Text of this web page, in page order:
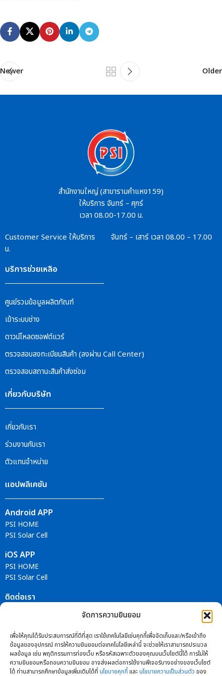
จัดการความยินยอม
เพื่อให้คุณได้รับประสบการณ์ที่ดีที่สุด เราใช้เทคโนโลยีเช่นคุกกี้เพื่อจัดเก็บและ/หรือเข้าถึง
ข้อมูลของอุปกรณ์ การให้ความยินยอมต่อเทคโนโลยีเหล่านี้ จะช่วยให้เราสามารถประมวล
ผลข้อมูล เช่น พฤติกรรมการท่องเว็บ หรือรหัสเฉพาะตัวของคุณบนเว็บไซต์นี้ได้ การไม่ให้
ความยินยอมหรือถอนความยินยอม อาจส่งผลต่อการใช้งานฟีเจอร์บางอย่างของเว็บไซต์
ได้ ท่านสามารถศึกษาข้อมูลเพิ่มเติมได้ที่ นโยบายคุกกี้ และนโยบายความเป็นส่วนตัว ของ
Newer Older
สำนักงานใหญ่ (สาขารามคำแหง159)
ให้บริการ จันทร์ – ศุกร์
เวลา 08.00-17.00 น.
Customer Service ให้บริการ จันทร์ – เสาร์ เวลา 08.00 – 17.00
น.
บริการช่วยเหลือ
ศูนย์รวมข้อมูลผลิตภัณฑ์
เข้าระบบช่าง
ดาวน์โหลดซอฟต์แวร์
ตรวจสอบลงทะเบียนสินค้า (ลงผ่าน Call Center)
ตรวจสอบสถานะสินค้าส่งซ่อม
เกี่ยวกับบริษัท
เกี่ยวกับเรา
ร่วมงานกับเรา
ตัวแทนจำหน่าย
แอปพลิเคชัน
Android APP
PSI HOME
PSI Solar Cell
iOS APP
PSI HOME
PSI Solar Cell
ติดต่อเรา
ติดตามข่าวสารได้ที่